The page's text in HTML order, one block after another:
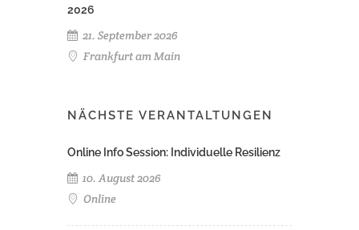
2026
21. September 2026
Frankfurt am Main
NÄCHSTE VERANTALTUNGEN
Online Info Session: Individuelle Resilienz
10. August 2026
Online